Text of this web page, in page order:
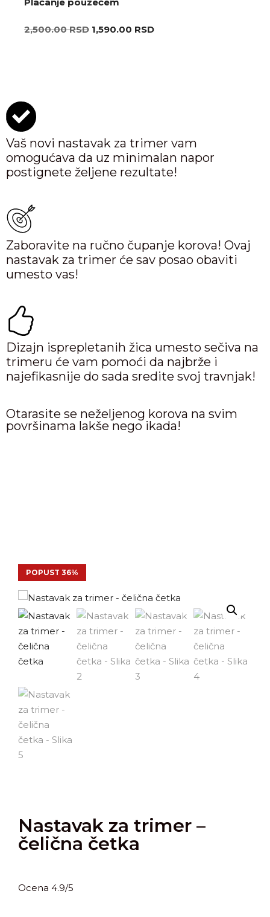
Plaćanje pouzećem
2,500.00RSD 1,590.00 RSD
Vaš novi nastavak za trimer vam
omogućava da uz minimalan napor
postignete željene rezultate!
Zaboravite na ručno čupanje korova! Ovaj
nastavak za trimer će sav posao obaviti
umesto vas!
Dizajn isprepletanih žica umesto sečiva na
trimeru će vam pomoći da najbrže i
najefikasnije do sada sredite svoj travnjak!
Otarasite se neželjenog korova na svim
površinama lakše nego ikada!
POPUST 36%
Nastavak za trimer –
čelična četka
Ocena 4.9/5